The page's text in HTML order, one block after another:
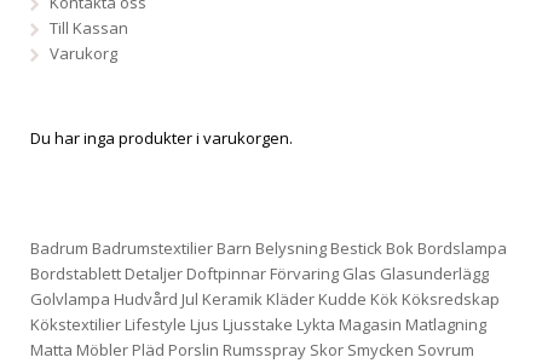
Till Kassan
Varukorg
Du har inga produkter i varukorgen.
Badrum Badrumstextilier Barn Belysning Bestick Bok Bordslampa
Bordstablett Detaljer Doftpinnar Förvaring Glas Glasunderlägg
Golvlampa Hudvård Jul Keramik Kläder Kudde Kök Köksredskap
Kökstextilier Lifestyle Ljus Ljusstake Lykta Magasin Matlagning
Matta Möbler Pläd Porslin Rumsspray Skor Smycken Sovrum